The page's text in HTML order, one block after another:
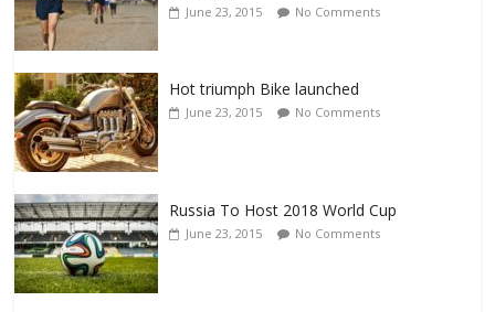
June 23, 2015 No Comments
Hot triumph Bike launched
June 23, 2015 No Comments
Russia To Host 2018 World Cup
June 23, 2015 No Comments